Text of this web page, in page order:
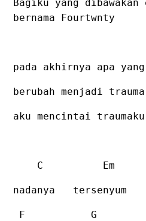
Bagiku yang
bernama Fourtwnty
pada akhirnya apa
berubah menjadi trauma
aku mencintai traumaku
C Em
nadanya tersenyum
F G